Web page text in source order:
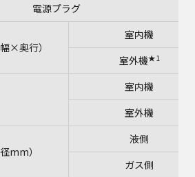
電源プラグ
×奥行）
室内機
室外機★1
室内機
室外機
mm）
液側
ガス側